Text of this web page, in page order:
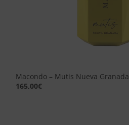
Macondo – Mutis Nueva Granada
165,00€